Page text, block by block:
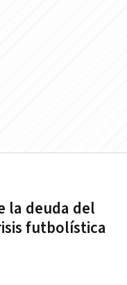
la deuda del
futbolística